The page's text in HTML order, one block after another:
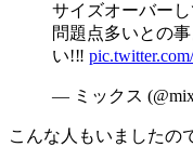
サイズオーバー
問題点多いとの
い!‼︎
— ミックス
こんな人もいましたの